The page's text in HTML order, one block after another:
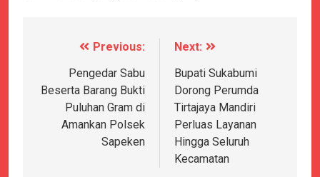
NavigasiPrevious:
Pengedar Sabu
Beserta Barang Bukti
Puluhan Gram di
Amankan Polsek
Sapeken
Next:
Bupati Sukabumi
Dorong Perumda
Tirtajaya Mandiri
Perluas Layanan
Hingga Seluruh
Kecamatan